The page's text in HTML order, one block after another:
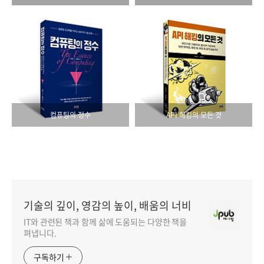
컴퓨팅의 정수 API 해킹의 모든 것
기술의 깊이, 영감의 높이, 배움의 너비
IT와 관련된 책과 함께 삶에 도움되는 다양한 책을
펴냅니다.
구독하기